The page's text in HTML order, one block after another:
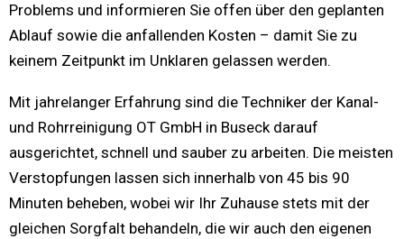
Problems und informieren Sie offen über den geplanten
Ablauf sowie die anfallenden Kosten – damit Sie zu
keinem Zeitpunkt im Unklaren gelassen werden.
Mit jahrelanger Erfahrung sind die Techniker der Kanal-
und Rohrreinigung OT GmbH in Buseck darauf
ausgerichtet, schnell und sauber zu arbeiten. Die meisten
Verstopfungen lassen sich innerhalb von 45 bis 90
Minuten beheben, wobei wir Ihr Zuhause stets mit der
gleichen Sorgfalt behandeln, die wir auch den eigenen